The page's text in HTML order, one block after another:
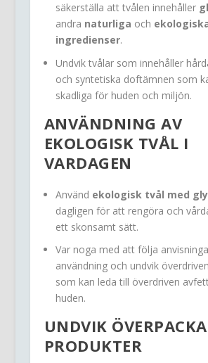
säkerställa att tvålen innehåller
andra naturliga och
ingredienser.
Undvik tvålar som innehåller
och syntetiska doftämnen som
skadliga för huden och miljön.
ANVÄNDNING AV
EKOLOGISK TVÅL I
VARDAGEN
Använd ekologisk tvål med
dagligen för att rengöra och
ett skonsamt sätt.
Var noga med att följa
användning och undvik
som kan leda till överdriven
huden.
UNDVIK
PRODUKTER